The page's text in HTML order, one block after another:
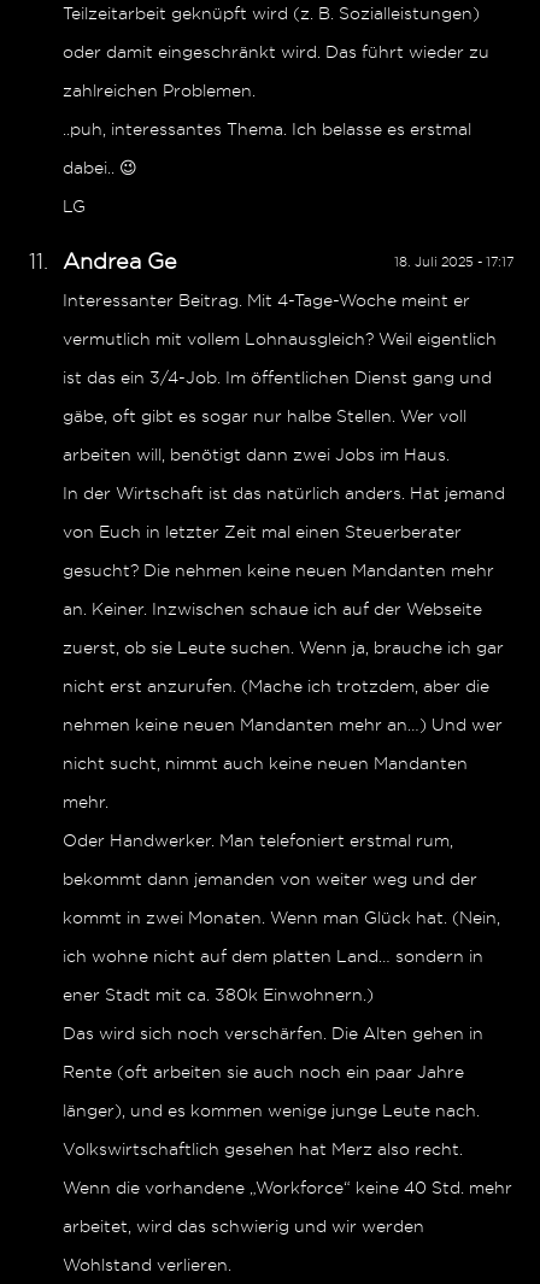
Teilzeitarbeit geknüpft wird (z. B. Sozialleistungen)
oder damit eingeschränkt wird. Das führt wieder zu
zahlreichen Problemen.
..puh, interessantes Thema. Ich belasse es erstmal
dabei.. 😉
LG
18. Juli 2025 - 17:17
Andrea Ge
Interessanter Beitrag. Mit 4-Tage-Woche meint er
vermutlich mit vollem Lohnausgleich? Weil eigentlich
ist das ein 3/4-Job. Im öffentlichen Dienst gang und
gäbe, oft gibt es sogar nur halbe Stellen. Wer voll
arbeiten will, benötigt dann zwei Jobs im Haus.
In der Wirtschaft ist das natürlich anders. Hat jemand
von Euch in letzter Zeit mal einen Steuerberater
gesucht? Die nehmen keine neuen Mandanten mehr
an. Keiner. Inzwischen schaue ich auf der Webseite
zuerst, ob sie Leute suchen. Wenn ja, brauche ich gar
nicht erst anzurufen. (Mache ich trotzdem, aber die
nehmen keine neuen Mandanten mehr an…) Und wer
nicht sucht, nimmt auch keine neuen Mandanten
mehr.
Oder Handwerker. Man telefoniert erstmal rum,
bekommt dann jemanden von weiter weg und der
kommt in zwei Monaten. Wenn man Glück hat. (Nein,
ich wohne nicht auf dem platten Land… sondern in
ener Stadt mit ca. 380k Einwohnern.)
Das wird sich noch verschärfen. Die Alten gehen in
Rente (oft arbeiten sie auch noch ein paar Jahre
länger), und es kommen wenige junge Leute nach.
Volkswirtschaftlich gesehen hat Merz also recht.
Wenn die vorhandene „Workforce“ keine 40 Std. mehr
arbeitet, wird das schwierig und wir werden
Wohlstand verlieren.